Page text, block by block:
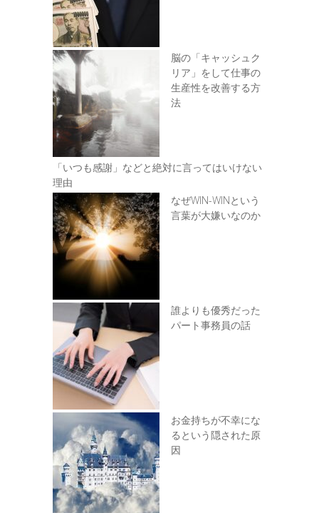
脳の「キャッシュク
リア」をして仕事の
生産性を改善する方
法
「いつも感謝」などと絶対に言ってはいけない
理由
なぜWIN-WINという
言葉が大嫌いなのか
誰よりも優秀だった
パート事務員の話
お金持ちが不幸にな
るという隠された原
因